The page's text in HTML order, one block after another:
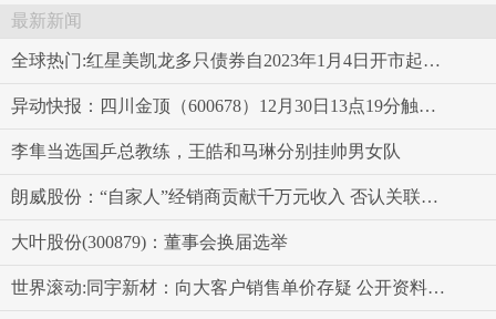
最新新闻
全球热门:红星美凯龙多只债券自2023年1月4日开市起停牌
异动快报：四川金顶（600678）12月30日13点19分触及涨停板
李隼当选国乒总教练，王皓和马琳分别挂帅男女队
朗威股份：“自家人”经销商贡献千万元收入 否认关联方实际经营或虚假陈述 环球快播
大叶股份(300879)：董事会换届选举
世界滚动:同宇新材：向大客户销售单价存疑 公开资料信披矛盾